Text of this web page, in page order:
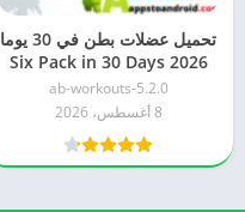
تحميل عضلات بطن في 30 يوما
2026 Six Pack in 30 Days
للاندرويد5.2.0-ab-workouts
8 أغسطس، 2026